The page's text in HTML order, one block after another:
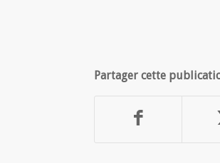
Partager cette